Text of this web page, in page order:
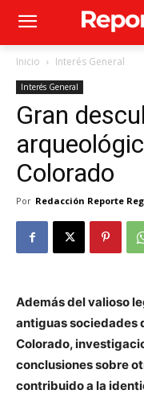
Inicio Interés General
Interés General
Gran
Colorado
Por Redacción Reporte
Además del valioso
antiguas sociedades
Colorado,
conclusiones sobre
contribuido a la